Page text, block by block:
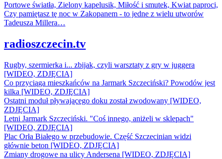
Portowe światła, Zielony kapelusik, Miłość i smutek, Kwiat paproci,
Czy pamiętasz tę noc w Zakopanem - to jedne z wielu utworów
Tadeusza Millera…
radioszczecin.tv
Rugby, szermierka i... zbijak, czyli warsztaty z gry w juggera
[WIDEO, ZDJĘCIA]
Co przyciąga mieszkańców na Jarmark Szczeciński? Powodów jest
kilka [WIDEO, ZDJĘCIA]
Ostatni moduł pływającego doku został zwodowany [WIDEO,
ZDJĘCIA]
Letni Jarmark Szczeciński. "Coś innego, aniżeli w sklepach"
[WIDEO, ZDJĘCIA]
Plac Orła Białego w przebudowie. Część Szczecinian widzi
głównie beton [WIDEO, ZDJĘCIA]
Zmiany drogowe na ulicy Andersena [WIDEO, ZDJĘCIA]